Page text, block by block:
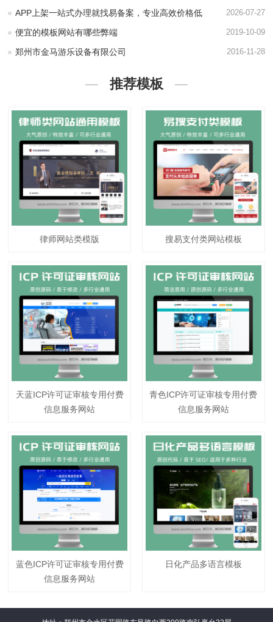
APP上架一站式办理就找易备案，专业高效价格低 2026-07-27
便宜的模板网站有哪些弊端 2019-10-09
郑州市金马游乐设备有限公司 2016-11-28
推荐模板
律师网站类模版 搜易支付类网站模板
天蓝ICP许可证审核专用付费
信息服务网站
青色ICP许可证审核专用付费
信息服务网站
蓝色ICP许可证审核专用付费
信息服务网站
日化产品多语言模板